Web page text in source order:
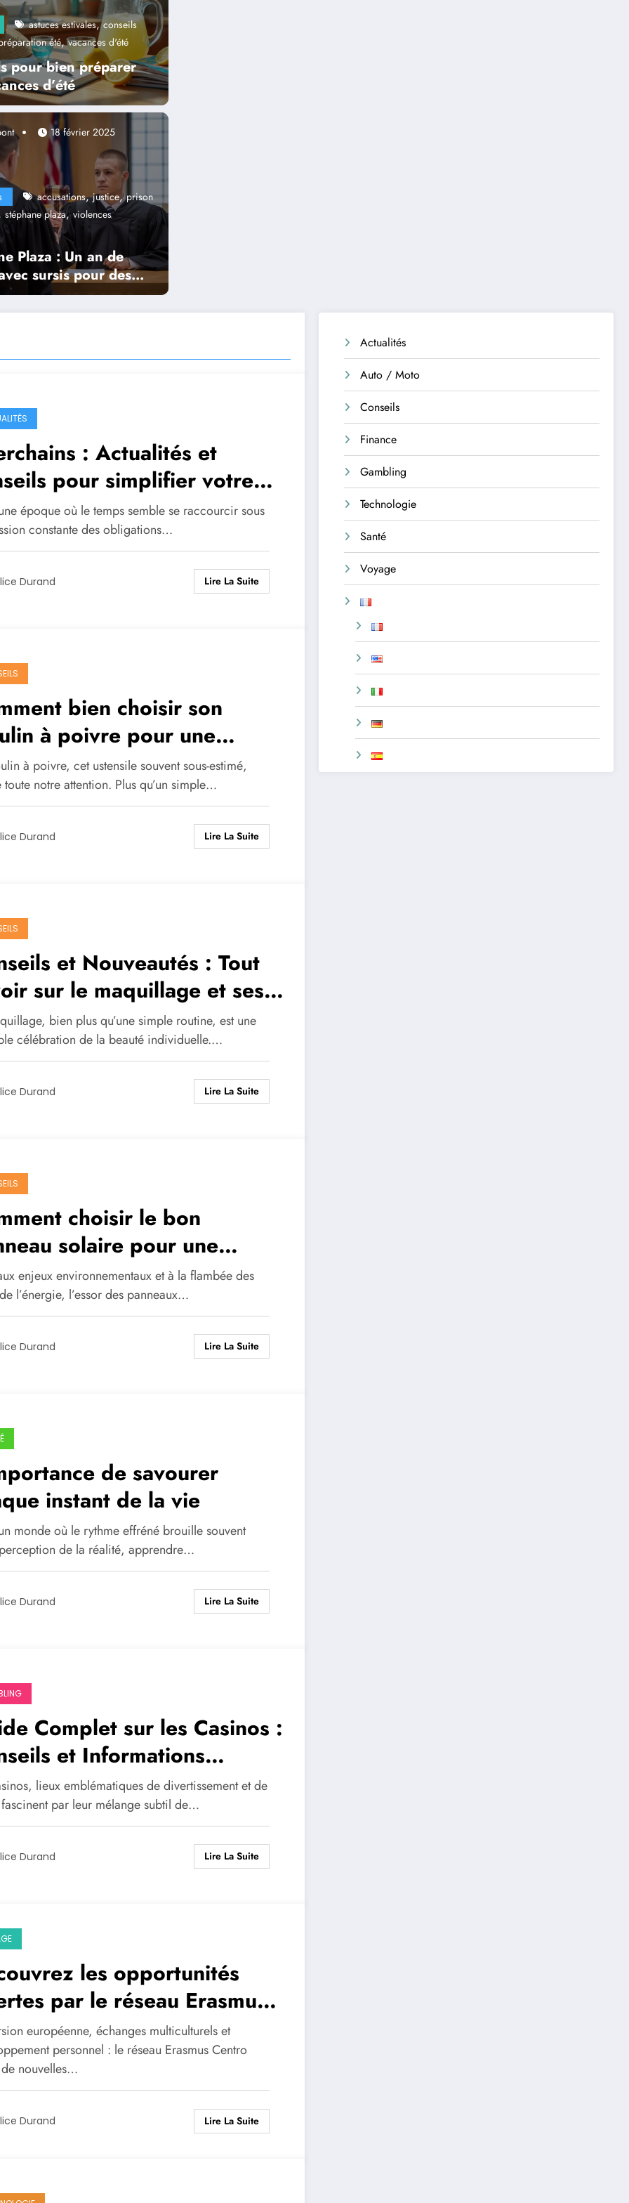
astuces estivales,conseils
été,vacances d'été
pour bien préparer
d’été
accusations,justice,prison
stéphane plaza,violences
Plaza : Un an de
sursis pour des
de violences
18 février 2025
: Actualités et
pour simplifier votre
époque où le temps semble se raccourcir sous
constante des obligations…
Durand Lire La Suite
bien choisir son
à poivre pour une
parfaite
à poivre, cet ustensile souvent sous-estimé,
toute notre attention. Plus qu’un simple…
Durand Lire La Suite
et Nouveautés : Tout
sur le maquillage et ses
bien plus qu’une simple routine, est une
célébration de la beauté individuelle.…
Durand Lire La Suite
choisir le bon
solaire pour une
écologique
enjeux environnementaux et à la flambée des
l’énergie, l’essor des panneaux…
Durand Lire La Suite
de savourer
instant de la vie
monde où le rythme effréné brouille souvent
de la réalité, apprendre…
Durand Lire La Suite
Complet sur les Casinos :
et Informations
lieux emblématiques de divertissement et de
par leur mélange subtil de…
Durand Lire La Suite
les opportunités
par le réseau Erasmus
européenne, échanges multiculturels et
personnel : le réseau Erasmus Centro
nouvelles…
Durand Lire La Suite
Actualités
Auto / Moto
Conseils
Finance
Gambling
Technologie
Santé
Voyage